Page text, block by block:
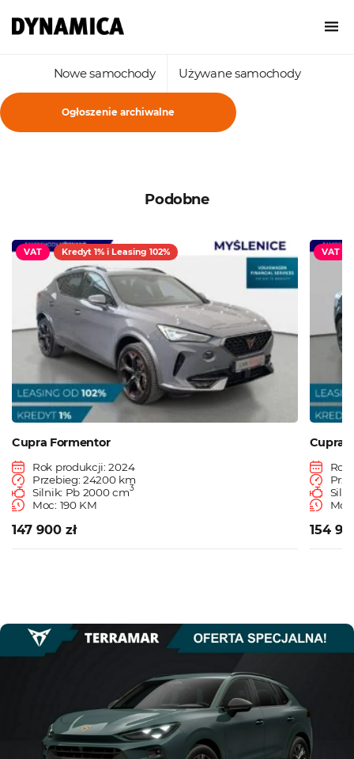
Nowe samochody Używane samochody
Ogłoszenie archiwalne
Podobne
VAT Kredyt 1% i Leasing 102%
Cupra Formentor
Rok produkcji: 2024
Przebieg: 24200 km
Silnik: Pb 2000 cm3
Moc: 190 KM
147 900 zł
VAT
Cupra
Rok
154